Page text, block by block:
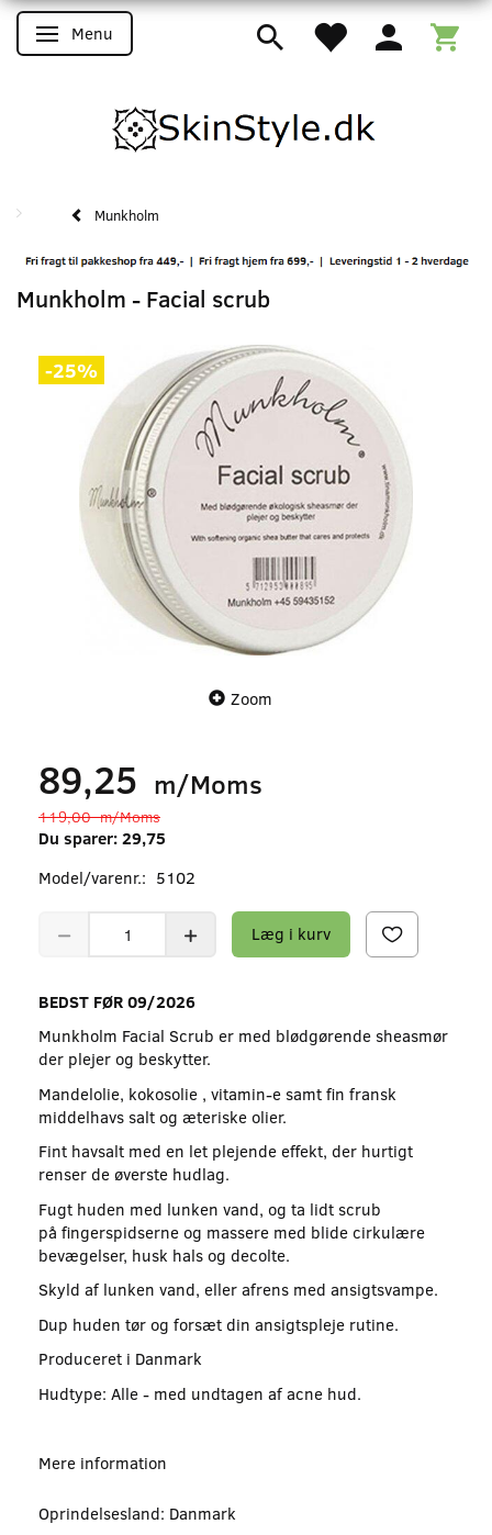
Skifte navigation
Menu
Munkholm
Munkholm - Facial scrub
-25%
Zoom
89,25 m/Moms
119,00m/Moms
Du sparer: 29,75
Model/varenr.: 5102
Læg i kurv
BEDST FØR 09/2026
Munkholm Facial Scrub er med blødgørende sheasmør
der plejer og beskytter.
Mandelolie, kokosolie , vitamin-e samt fin fransk
middelhavs salt og æteriske olier.
Fint havsalt med en let plejende effekt, der hurtigt
renser de øverste hudlag.
Fugt huden med lunken vand, og ta lidt scrub
på fingerspidserne og massere med blide cirkulære
bevægelser, husk hals og decolte.
Skyld af lunken vand, eller afrens med ansigtsvampe.
Dup huden tør og forsæt din ansigtspleje rutine.
Produceret i Danmark
Hudtype: Alle - med undtagen af acne hud.
Mere information
Oprindelsesland: Danmark